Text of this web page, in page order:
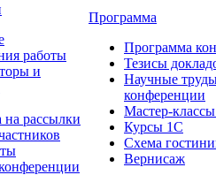
работы
и
рассылки
Программа
Программа
Тезисы
Научные
конференции
Мастер-
Курсы 1С
Схема
Вернисаж